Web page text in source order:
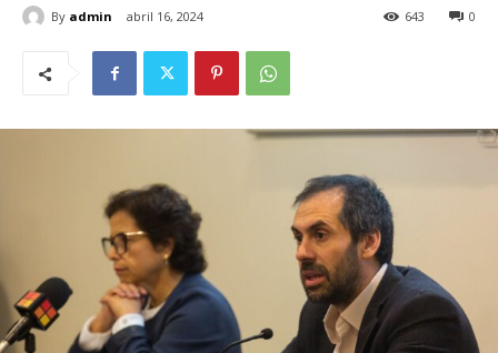
By admin abril 16, 2024 0
643